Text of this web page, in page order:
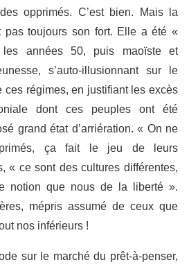
opprimés. C’est bien. Mais la
pas toujours son fort. Elle a été «
les années 50, puis maoïste et
s’auto-illusionnant sur le
ces régimes, en justifiant les excès
dont ces peuples ont été
grand état d’arriération. « On ne
ça fait le jeu de leurs
« ce sont des cultures différentes,
notion que nous de la liberté ».
mépris assumé de ceux que
nos inférieurs !
sur le marché du prêt-à-penser,